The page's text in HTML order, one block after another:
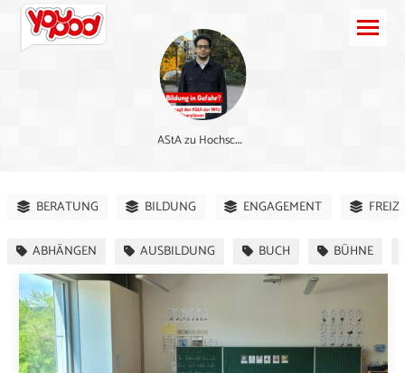
A
StA zu Hochschulkürzungen
BERATUNG BILDUNG ENGAGEMENT
ABHÄNGEN AUSBILDUNG BUCH BÜHNE